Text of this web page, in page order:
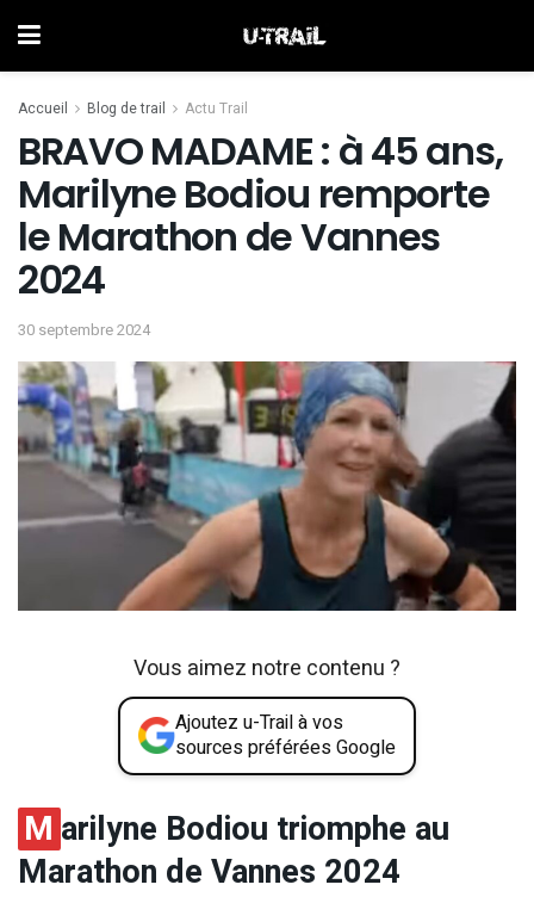
Accueil Blog de trail Actu Trail
BRAVO MADAME : à 45 ans,
Marilyne Bodiou remporte
le Marathon de Vannes
2024
30 septembre 2024
Vous aimez notre contenu ?
Ajoutez u-Trail à vos
sources préférées Google
M arilyne Bodiou triomphe au
Marathon de Vannes 2024